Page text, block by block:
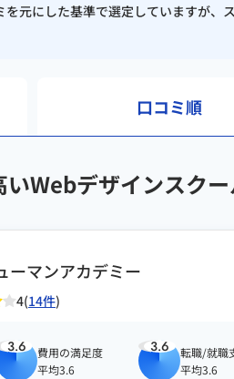
元にした基準で選定していますが、
口コミ順
Webデザインスク
ーマンアカデミー
4(14件)
3.6
費用の満足度
平均3.6
3.6
転職/就職
平均3.6